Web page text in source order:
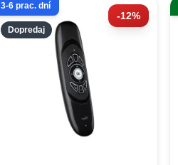
Dopredaj
-12%
3-6 prac. dní